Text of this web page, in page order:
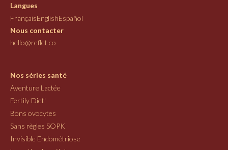
Langues
FrançaisEnglishEspañol
Nous contacter
hello@reflet.co
Nos séries santé
Aventure Lactée
Fertily Diet'
Bons ovocytes
Sans règles SOPK
Invisible Endométriose